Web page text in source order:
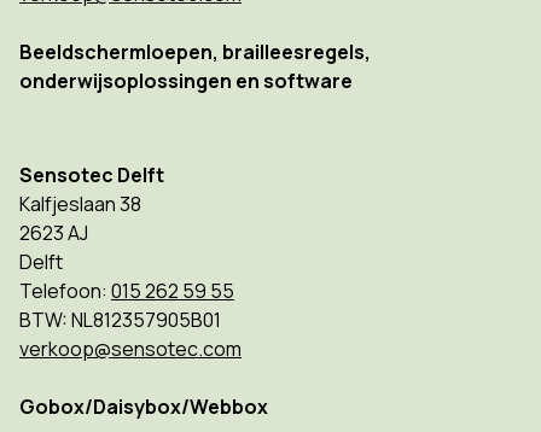
Beeldschermloepen, brailleesregels,
onderwijsoplossingen en software
Sensotec Delft
Kalfjeslaan 38
2623 AJ
Delft
Telefoon: 015 262 59 55
BTW: NL812357905B01
verkoop@sensotec.com
Gobox/Daisybox/Webbox